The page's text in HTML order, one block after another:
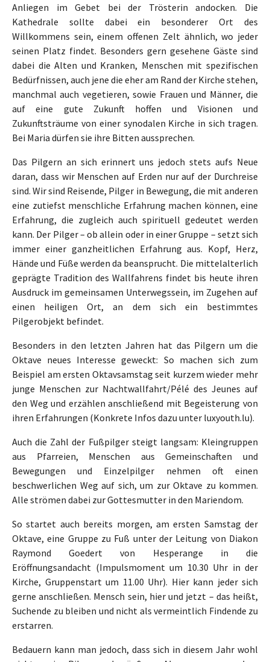
Anliegen im Gebet bei der Trösterin andocken. Die
Kathedrale sollte dabei ein besonderer Ort des
Willkommens sein, einem offenen Zelt ähnlich, wo jeder
seinen Platz findet. Besonders gern gesehene Gäste sind
dabei die Alten und Kranken, Menschen mit spezifischen
Bedürfnissen, auch jene die eher am Rand der Kirche stehen,
manchmal auch vegetieren, sowie Frauen und Männer, die
auf eine gute Zukunft hoffen und Visionen und
Zukunftsträume von einer synodalen Kirche in sich tragen.
Bei Maria dürfen sie ihre Bitten aussprechen.
Das Pilgern an sich erinnert uns jedoch stets aufs Neue
daran, dass wir Menschen auf Erden nur auf der Durchreise
sind. Wir sind Reisende, Pilger in Bewegung, die mit anderen
eine zutiefst menschliche Erfahrung machen können, eine
Erfahrung, die zugleich auch spirituell gedeutet werden
kann. Der Pilger – ob allein oder in einer Gruppe – setzt sich
immer einer ganzheitlichen Erfahrung aus. Kopf, Herz,
Hände und Füße werden da beansprucht. Die mittelalterlich
geprägte Tradition des Wallfahrens findet bis heute ihren
Ausdruck im gemeinsamen Unterwegssein, im Zugehen auf
einen heiligen Ort, an dem sich ein bestimmtes
Pilgerobjekt befindet.
Besonders in den letzten Jahren hat das Pilgern um die
Oktave neues Interesse geweckt: So machen sich zum
Beispiel am ersten Oktavsamstag seit kurzem wieder mehr
junge Menschen zur Nachtwallfahrt/Pélé des Jeunes auf
den Weg und erzählen anschließend mit Begeisterung von
ihren Erfahrungen (Konkrete Infos dazu unter luxyouth.lu).
Auch die Zahl der Fußpilger steigt langsam: Kleingruppen
aus Pfarreien, Menschen aus Gemeinschaften und
Bewegungen und Einzelpilger nehmen oft einen
beschwerlichen Weg auf sich, um zur Oktave zu kommen.
Alle strömen dabei zur Gottesmutter in den Mariendom.
So startet auch bereits morgen, am ersten Samstag der
Oktave, eine Gruppe zu Fuß unter der Leitung von Diakon
Raymond Goedert von Hesperange in die
Eröffnungsandacht (Impulsmoment um 10.30 Uhr in der
Kirche, Gruppenstart um 11.00 Uhr). Hier kann jeder sich
gerne anschließen. Mensch sein, hier und jetzt – das heißt,
Suchende zu bleiben und nicht als vermeintlich Findende zu
erstarren.
Bedauern kann man jedoch, dass sich in diesem Jahr wohl